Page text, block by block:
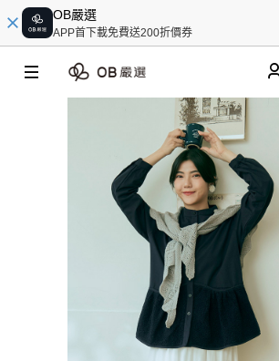
OB嚴選
APP首下載免費送200折價券